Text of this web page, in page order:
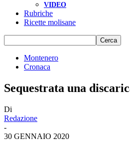
VIDEO
Rubriche
Ricette molisane
Montenero
Cronaca
Sequestrata una
Di
Redazione
-
30 GENNAIO 2020